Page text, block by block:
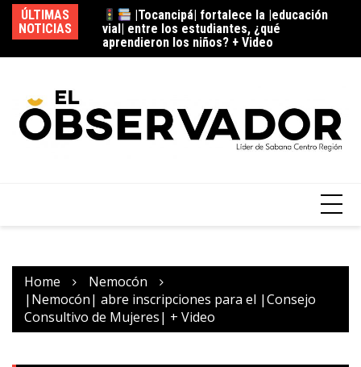
ÚLTIMAS
NOTICIAS
|Tocancipá| fortalece la |educación
vial| entre los estudiantes, ¿qué
aprendieron los niños? + Video
|Cota| se prepara para el |Festival de
la Hortaliza| 2026, ¿qué actividades tendrá?
Home
Nemocón
|Nemocón| abre inscripciones para el |Consejo
Consultivo de Mujeres| + Video